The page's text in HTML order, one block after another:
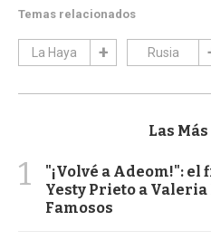
Temas relacionados
La Haya Rusia
Las
1
"¡Volvé a Adeom!":
Yesty Prieto a
Famosos